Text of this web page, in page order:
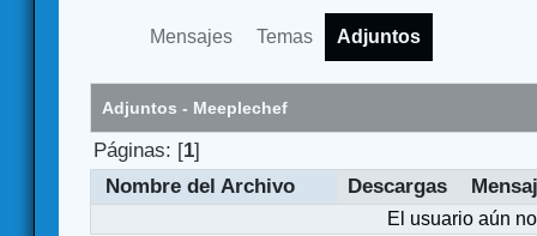
Mensajes Temas Adjuntos
Adjuntos - Meeplechef
Páginas: [1]
Nombre del Archivo
Descargas
El usuario aún